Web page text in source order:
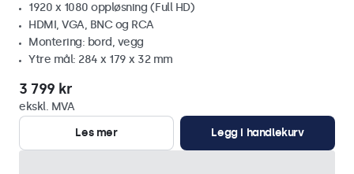
1920 x 1080 oppløsning (Full HD)
HDMI, VGA, BNC og RCA
Montering: bord, vegg
Ytre mål: 284 x 179 x 32 mm
3 799 kr
ekskl. MVA
Les mer
Legg i handlekurv